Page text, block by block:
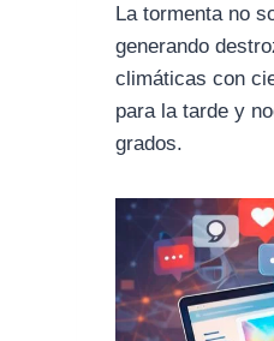
La tormenta no
generando
climáticas con
para la tarde y
grados.